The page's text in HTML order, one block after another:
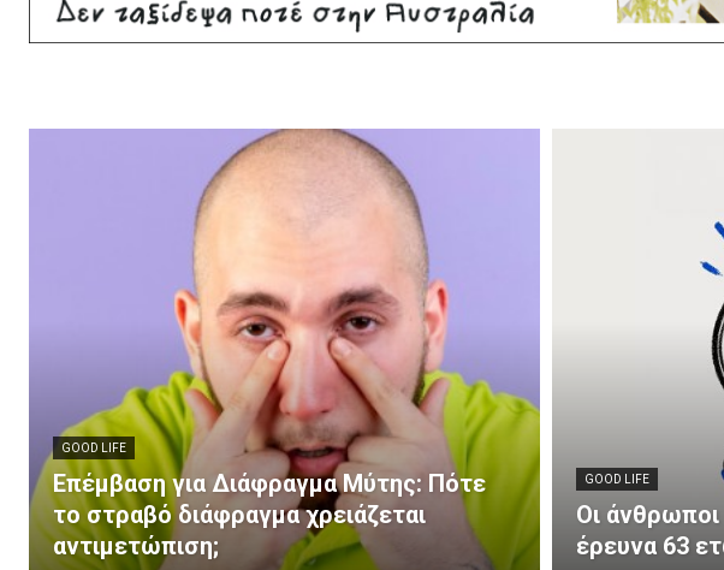
GOOD LIFE
Επέμβαση για Διάφραγμα Μύτης: Πότε
το στραβό διάφραγμα χρειάζεται
αντιμετώπιση;
GOOD LIFE
Οι άνθρωποι
έρευνα 63